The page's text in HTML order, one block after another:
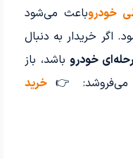
خودروباعث می‌شود
اگر خریدار به دنبال
خودرو باشد، باز
می‌فروشد: 👉خرید